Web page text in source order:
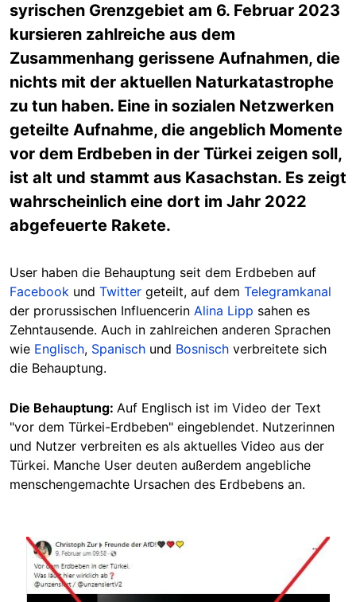
syrischen Grenzgebiet am 6. Februar 2023
kursieren zahlreiche aus dem
Zusammenhang gerissene Aufnahmen, die
nichts mit der aktuellen Naturkatastrophe
zu tun haben. Eine in sozialen Netzwerken
geteilte Aufnahme, die angeblich Momente
vor dem Erdbeben in der Türkei zeigen soll,
ist alt und stammt aus Kasachstan. Es zeigt
wahrscheinlich eine dort im Jahr 2022
abgefeuerte Rakete.
User haben die Behauptung seit dem Erdbeben auf
Facebook und Twitter geteilt, auf dem Telegramkanal
der prorussischen Influencerin Alina Lipp sahen es
Zehntausende. Auch in zahlreichen anderen Sprachen
wie Englisch, Spanisch und Bosnisch verbreitete sich
die Behauptung.
Die Behauptung: Auf Englisch ist im Video der Text
"vor dem Türkei-Erdbeben" eingeblendet. Nutzerinnen
und Nutzer verbreiten es als aktuelles Video aus der
Türkei. Manche User deuten außerdem angebliche
menschengemachte Ursachen des Erdbebens an.
Image